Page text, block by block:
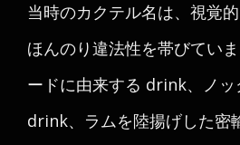
当時のカクテル名は、視覚
ほんのり違法性を帯びてい
ードに由来する drink、ノッ
drink、ラムを陸揚げした密